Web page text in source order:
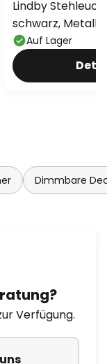
Lindby
schwarz, Metall,
Auf Lager
Dimmbare
Verfügung.